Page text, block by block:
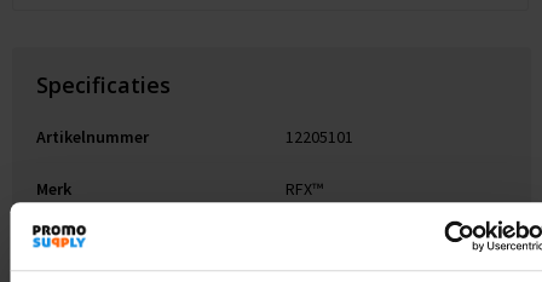
Specificaties
Artikelnummer 12205101
Merk RFX™
Gewicht